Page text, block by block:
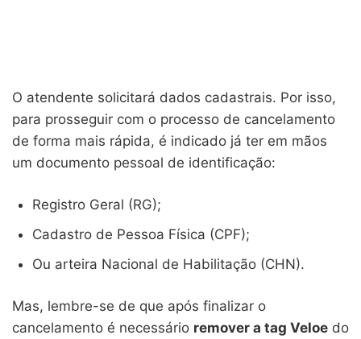
O atendente solicitará dados cadastrais. Por isso,
para prosseguir com o processo de cancelamento
de forma mais rápida, é indicado já ter em mãos
um documento pessoal de identificação:
Registro Geral (RG);
Cadastro de Pessoa Física (CPF);
Ou arteira Nacional de Habilitação (CHN).
Mas, lembre-se de que após finalizar o
cancelamento é necessário remover a tag Veloe do